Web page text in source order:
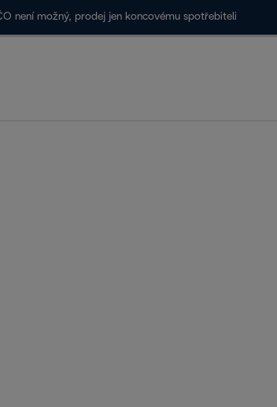
není možný, prodej jen koncovému spotřebiteli